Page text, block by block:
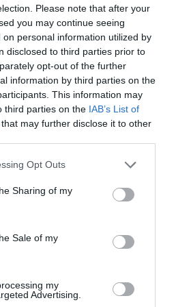
Please note that after your
you may continue seeing
personal information utilized by
disclosed to third parties prior to
opt-out of the further
information by third parties on the
This information may
third parties on the IAB’s List of
that may further disclose it to other
Opt Outs
Sharing of my
Sale of my
my
Advertising.
la viscuda al Celler. Abans
del Celler, així com els dolços
de sempre. Vam gaudir de la
l'oceà, amb un profund discurs
el producte local i de
contradicció. Va ser una
en Jordi Aparicio ja va fer
Girona. Però, amb la bona